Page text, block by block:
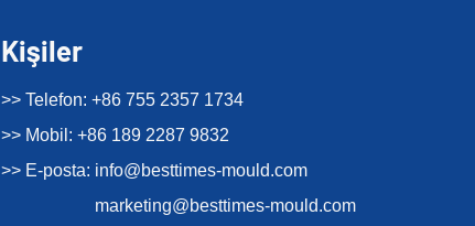
Kişiler
>> Telefon: +86 755 2357 1734
>> Mobil: +86 189 2287 9832
>> E-posta: info@besttimes-mould.com
marketing@besttimes-mould.com